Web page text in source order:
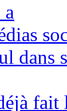
dans